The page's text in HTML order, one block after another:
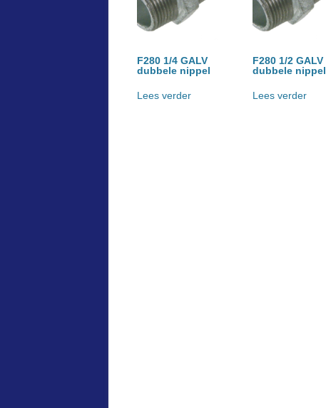
F280 1/4 GALV
dubbele nippel
Lees verder
F280 1/2 GALV
dubbele nippel
Lees verder